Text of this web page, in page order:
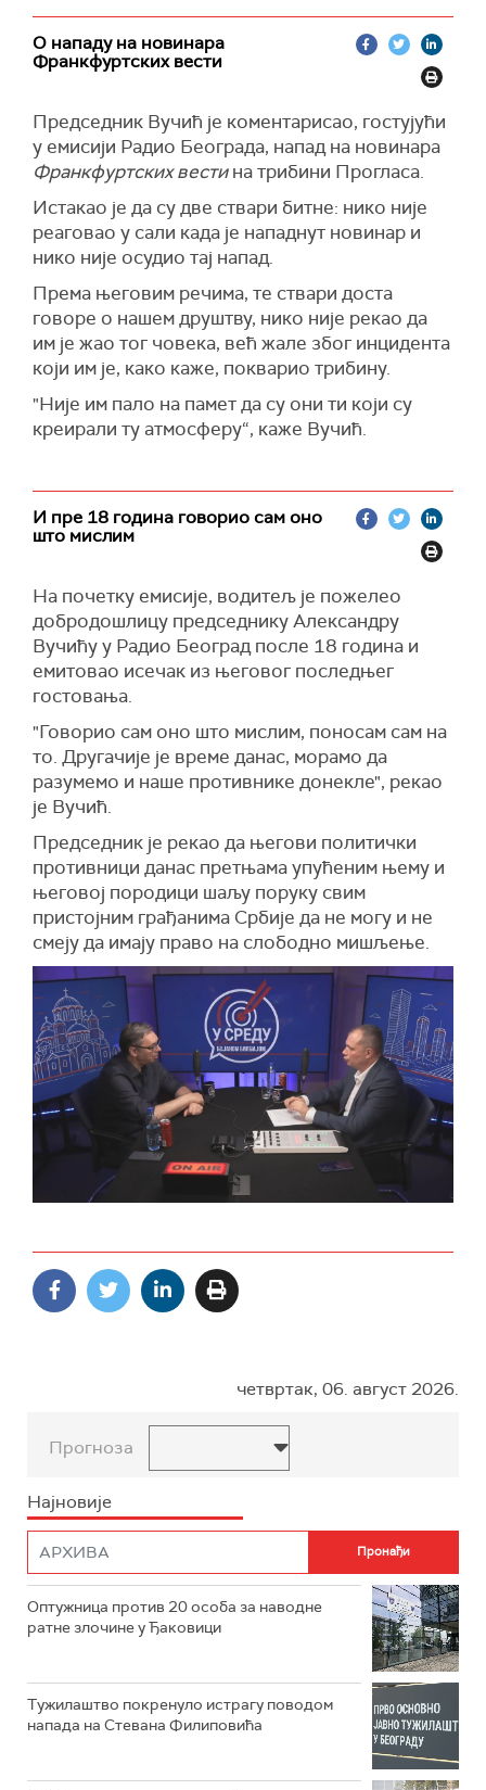
О нападу на новинара
Франкфуртских вести
Председник Вучић је коментарисао, гостујући
у емисији Радио Београда, напад на новинара
Франкфуртских вестина трибини Прогласа.
Истакао је да су две ствари битне: нико није
реаговао у сали када је нападнут новинар и
нико није осудио тај напад.
Према његовим речима, те ствари доста
говоре о нашем друштву, нико није рекао да
им је жао тог човека, већ жале због инцидента
који им је, како каже, покварио трибину.
"Није им пало на памет да су они ти који су
креирали ту атмосферу“, каже Вучић.
И пре 18 година говорио сам оно
што мислим
На почетку емисије, водитељ је пожелео
добродошлицу председнику Александру
Вучићу у Радио Београд после 18 година и
емитовао исечак из његовог последњег
гостовања.
"Говорио сам оно што мислим, поносам сам на
то. Другачије је време данас, морамо да
разумемо и наше противнике донекле", рекао
је Вучић.
Председник је рекао да његови политички
противници данас претњама упућеним њему и
његовој породици шаљу поруку свим
пристојним грађанима Србије да не могу и не
смеју да имају право на слободно мишљење.
четвртак, 06. август 2026.
Прогноза
Најновије
Оптужница против 20 особа за наводне
ратне злочине у Ђаковици
Тужилаштво покренуло истрагу поводом
напада на Стевана Филиповића